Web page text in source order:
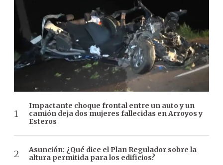
Impactante choque frontal entre un auto y un
camión deja dos mujeres fallecidas en Arroyos y
Esteros
Asunción: ¿Qué dice el Plan Regulador sobre la
altura permitida para los edificios?